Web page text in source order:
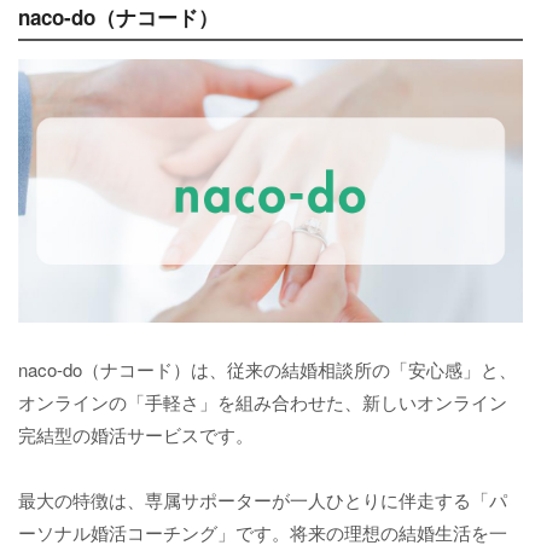
naco-do（ナコード）
naco-do（ナコード）は、従来の結婚相談所の「安心感」と、
オンラインの「手軽さ」を組み合わせた、新しいオンライン
完結型の婚活サービスです。
最大の特徴は、専属サポーターが一人ひとりに伴走する「パ
ーソナル婚活コーチング」です。将来の理想の結婚生活を一